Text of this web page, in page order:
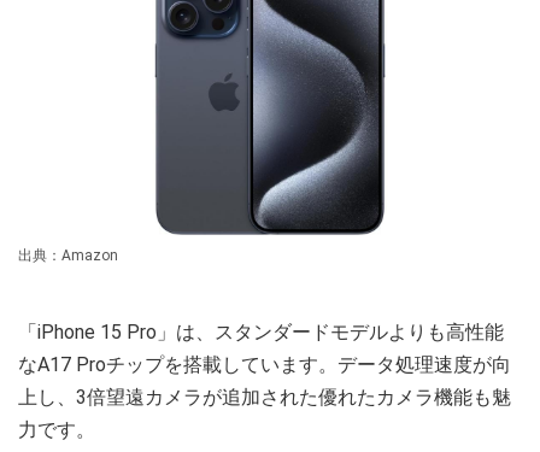
出典：Amazon
「iPhone 15 Pro」は、スタンダードモデルよりも高性能
なA17 Proチップを搭載しています。データ処理速度が向
上し、3倍望遠カメラが追加された優れたカメラ機能も魅
力です。